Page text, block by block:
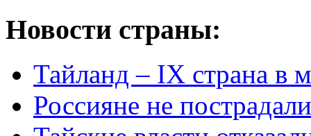
Новости страны:
Тайланд – IX страна в
Россияне не